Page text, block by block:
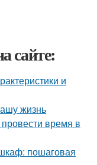
сайте:
и
жизнь
время в
пошаговая